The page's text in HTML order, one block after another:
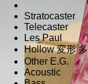
Stratocaster
Telecaster
Les Paul
Hollow 変形
Other E.G.
Acoustic